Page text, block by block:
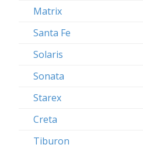
Matrix
Santa Fe
Solaris
Sonata
Starex
Creta
Tiburon